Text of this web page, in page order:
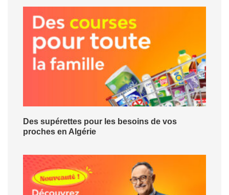
Des supérettes pour les besoins de vos
proches en Algérie